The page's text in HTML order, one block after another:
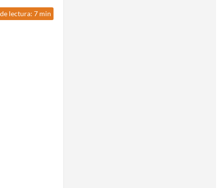
lectura: 7 min